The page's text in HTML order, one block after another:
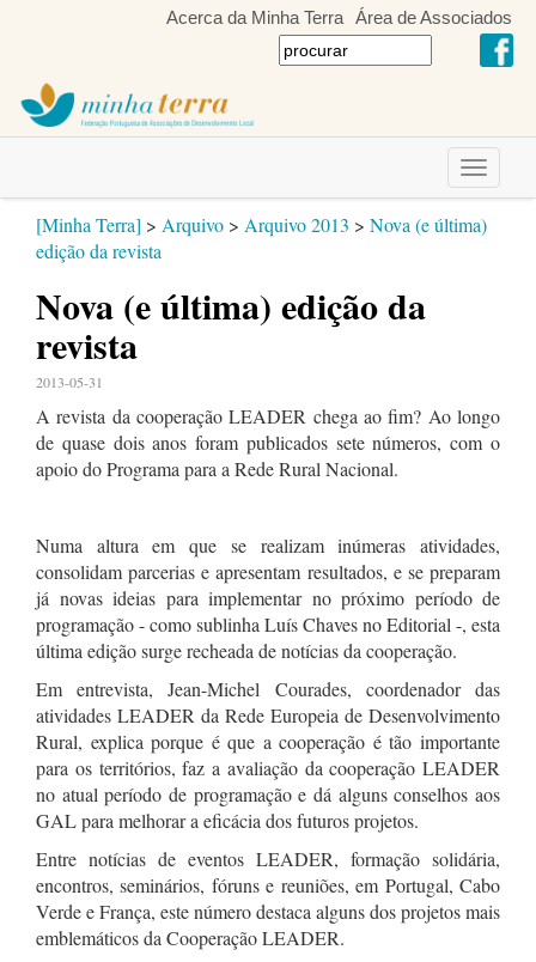
Acerca da Minha Terra Área de Associados
Toggle
[Minha Terra] > Arquivo > Arquivo 2013 > Nova (e última)
edição da revista
Nova (e última) edição da
revista
2013-05-31
A revista da cooperação LEADER chega ao fim? Ao longo
de quase dois anos foram publicados sete números, com o
apoio do Programa para a Rede Rural Nacional.
Numa altura em que se realizam inúmeras atividades,
consolidam parcerias e apresentam resultados, e se preparam
já novas ideias para implementar no próximo período de
programação - como sublinha Luís Chaves no Editorial -, esta
última edição surge recheada de notícias da cooperação.
Em entrevista, Jean-Michel Courades, coordenador das
atividades LEADER da Rede Europeia de Desenvolvimento
Rural, explica porque é que a cooperação é tão importante
para os territórios, faz a avaliação da cooperação LEADER
no atual período de programação e dá alguns conselhos aos
GAL para melhorar a eficácia dos futuros projetos.
Entre notícias de eventos LEADER, formação solidária,
encontros, seminários, fóruns e reuniões, em Portugal, Cabo
Verde e França, este número destaca alguns dos projetos mais
emblemáticos da Cooperação LEADER.